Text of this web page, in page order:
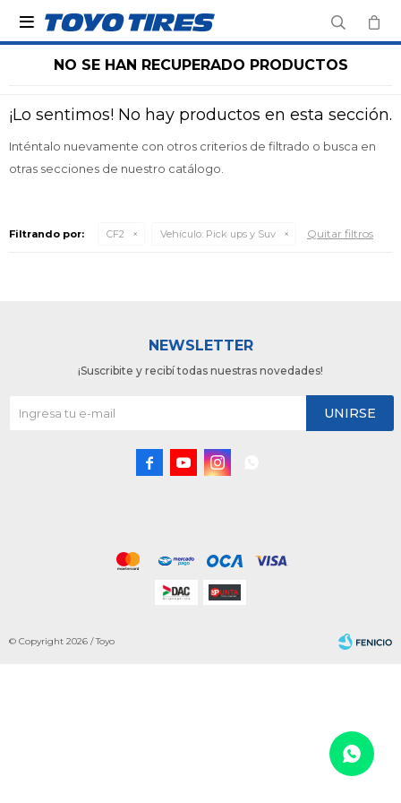

NO SE HAN RECUPERADO PRODUCTOS
¡Lo sentimos! No hay productos en esta sección.
Inténtalo nuevamente con otros criterios de filtrado o busca en
otras secciones de nuestro catálogo.
Filtrando por: CF2 Vehículo: Pick ups y Suv Quitar filtros
NEWSLETTER
¡Suscribite y recibí todas nuestras novedades!
UNIRSE
  
© Copyright 2026 / Toyo
Fenicio